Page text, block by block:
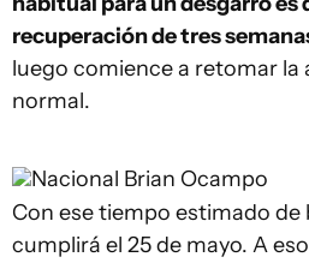
recuperación de tres
luego comience a retomar la
normal.
Nacional Brian Ocampo
Con ese tiempo estimado de
cumplirá el 25 de mayo. A